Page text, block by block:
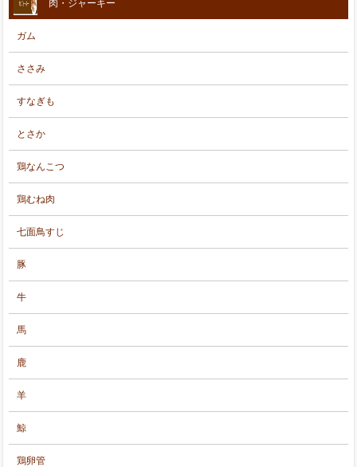
肉・ジャーキー
ガム
ささみ
すなぎも
とさか
鶏なんこつ
鶏むね肉
七面鳥すじ
豚
牛
馬
鹿
羊
鯨
鶏卵管